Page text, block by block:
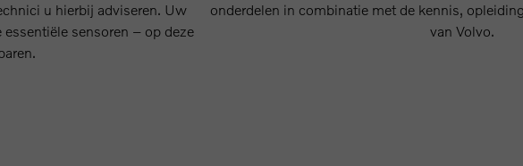
u hierbij adviseren. Uw
sensoren – op deze
onderdelen in combinatie met de kennis,
van Volvo.